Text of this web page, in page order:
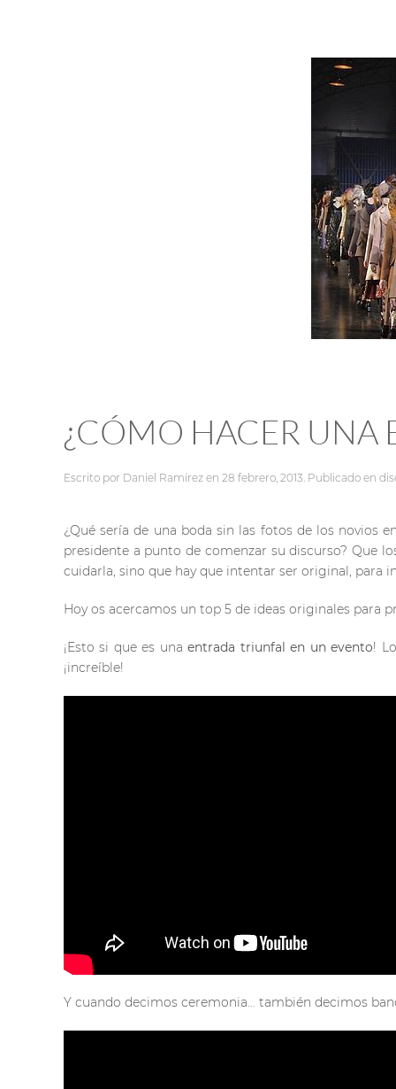
¿CÓMO HACER UNA
Escrito por Daniel Ramírez en 28 febrero, 2013. Publicado en
¿Qué sería de una boda sin las fotos de los novios
presidente a punto de comenzar su discurso? Que
cuidarla, sino que hay que intentar ser original, para
Hoy os acercamos un top 5 de ideas originales para
¡Esto si que es unaentrada triunfal en un evento!
¡increíble!
Y cuando decimos ceremonia… también decimos